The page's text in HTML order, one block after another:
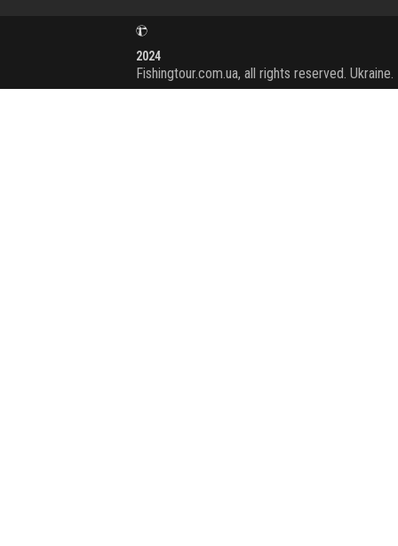
2024
Fishingtour.com.ua, all rights reserved. Ukraine.